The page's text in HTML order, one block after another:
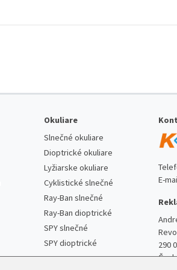
Okuliare
Slnečné okuliare
Dioptrické okuliare
Lyžiarske okuliare
Cyklistické slnečné
Ray-Ban slnečné
Ray-Ban dioptrické
SPY slnečné
SPY dioptrické
E-
290